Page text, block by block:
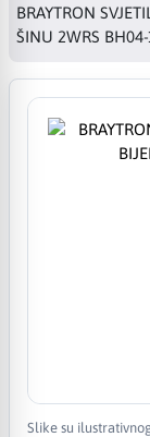
BRAYTRON
ŠINU 2WRS
Slike su